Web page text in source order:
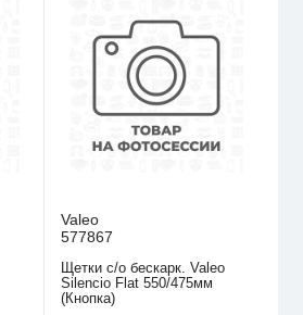
Valeo
577867
Щетки с/о бескарк. Valeo
Silencio Flat 550/475мм
(Кнопка)